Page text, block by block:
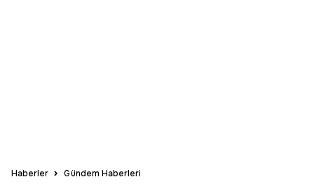
Haberler Gündem Haberleri